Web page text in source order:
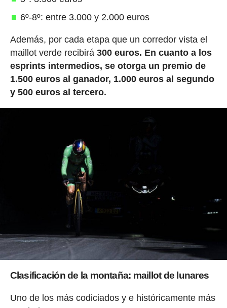
6º-8º: entre 3.000 y 2.000 euros
Además, por cada etapa que un corredor vista el
maillot verde recibirá 300 euros. En cuanto a los
esprints intermedios, se otorga un premio de
1.500 euros al ganador, 1.000 euros al segundo
y 500 euros al tercero.
Clasificación de la montaña: maillot de lunares
Uno de los más codiciados y e históricamente más